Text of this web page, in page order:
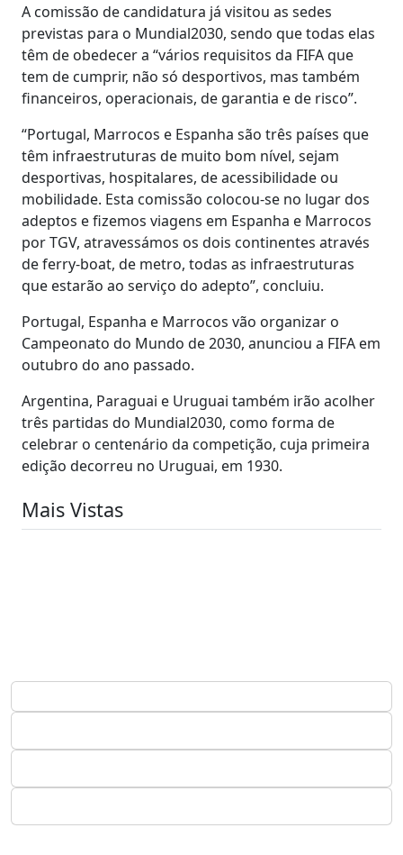
A comissão de candidatura já visitou as sedes
previstas para o Mundial2030, sendo que todas elas
têm de obedecer a “vários requisitos da FIFA que
tem de cumprir, não só desportivos, mas também
financeiros, operacionais, de garantia e de risco”.
“Portugal, Marrocos e Espanha são três países que
têm infraestruturas de muito bom nível, sejam
desportivas, hospitalares, de acessibilidade ou
mobilidade. Esta comissão colocou-se no lugar dos
adeptos e fizemos viagens em Espanha e Marrocos
por TGV, atravessámos os dois continentes através
de ferry-boat, de metro, todas as infraestruturas
que estarão ao serviço do adepto”, concluiu.
Portugal, Espanha e Marrocos vão organizar o
Campeonato do Mundo de 2030, anunciou a FIFA em
outubro do ano passado.
Argentina, Paraguai e Uruguai também irão acolher
três partidas do Mundial2030, como forma de
celebrar o centenário da competição, cuja primeira
edição decorreu no Uruguai, em 1930.
Mais Vistas